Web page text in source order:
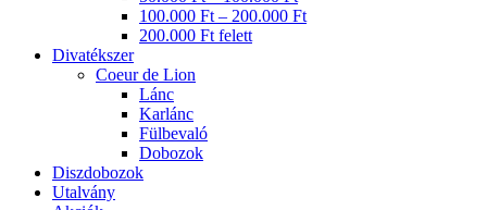
100.000 Ft – 200.000 Ft
200.000 Ft felett
Divatékszer
Coeur de Lion
Lánc
Karlánc
Fülbevaló
Dobozok
Diszdobozok
Utalvány